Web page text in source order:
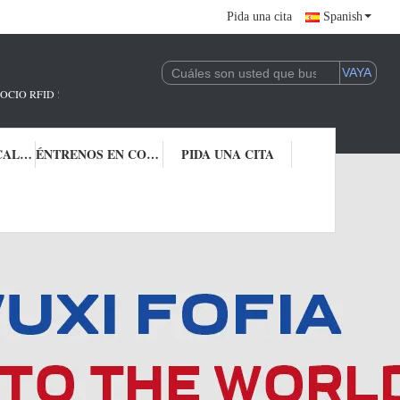
Pida una cita Spanish
!
CONTROL DE CALIDAD ÉNTRENOS EN CONTACTO CON PIDA UNA CITA